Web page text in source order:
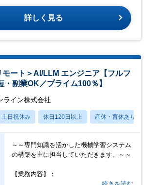
詳しく見る
モート＞AI/LLM エンジニア【フルフ
・副業OK／プライム100％】
ライン株式会社
土日祝休み 休日120日以上 産休・育休あり
～～専門知識を活かした機械学習システム
の構築を主に担当していただきます。～～
【業務内容】：